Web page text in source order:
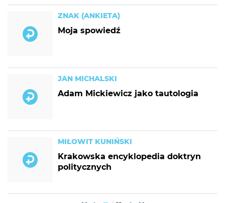
ZNAK (ANKIETA)
Moja spowiedź
JAN MICHALSKI
Adam Mickiewicz jako tautologia
MIŁOWIT KUNIŃSKI
Krakowska encyklopedia doktryn
politycznych